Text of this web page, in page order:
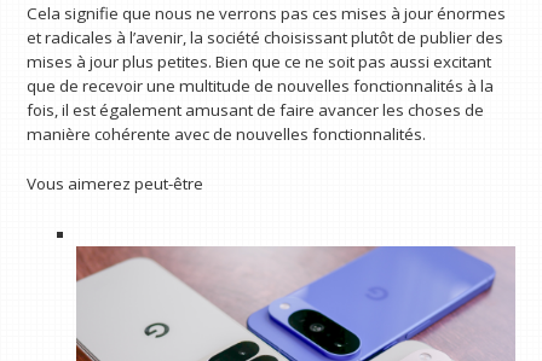
Cela signifie que nous ne verrons pas ces mises à jour énormes
et radicales à l’avenir, la société choisissant plutôt de publier des
mises à jour plus petites. Bien que ce ne soit pas aussi excitant
que de recevoir une multitude de nouvelles fonctionnalités à la
fois, il est également amusant de faire avancer les choses de
manière cohérente avec de nouvelles fonctionnalités.
Vous aimerez peut-être